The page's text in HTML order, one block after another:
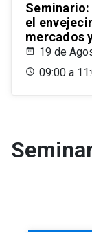
Seminario:
el
mercados
19 de
09:00 a